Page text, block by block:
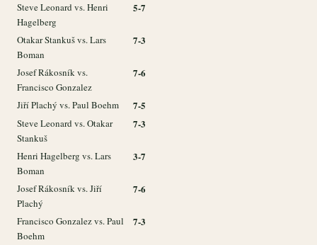
Steve Leonard vs. Henri
Hagelberg
5-7
Otakar Stankuš vs. Lars
Boman
7-3
Josef Rákosník vs.
Francisco Gonzalez
7-6
Jiří Plachý vs. Paul Boehm 7-5
Steve Leonard vs. Otakar
Stankuš
7-3
Henri Hagelberg vs. Lars
Boman
3-7
Josef Rákosník vs. Jiří
Plachý
7-6
Francisco Gonzalez vs. Paul
Boehm
7-3